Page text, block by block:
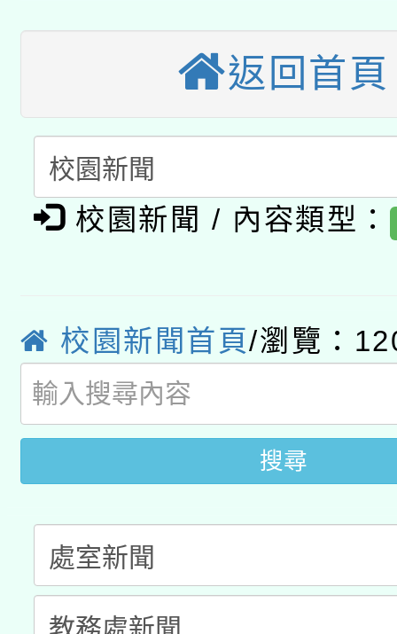
招)
本館辦理115年度閱讀
暨閱讀推動專業研習
科技賦能─人工智慧
礎課程
A3數位素養講師名單
「數位內容與教學軟體
pilot」
有關大陸委員會函釋公
轉知經濟部水利署委託
用水績優單位及節水達
動」
桃園市孔廟祈福系列
開 智慧啟航」
2026年桃園地景藝術
返回首頁
校園新聞 / 內容類型：
校園新聞首頁/瀏覽：
搜尋